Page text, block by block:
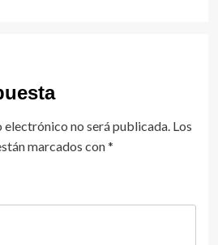
no será publicada. Los
marcados con*